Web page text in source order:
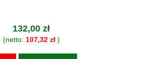
132,00 zł
(netto: 107,32 zł)